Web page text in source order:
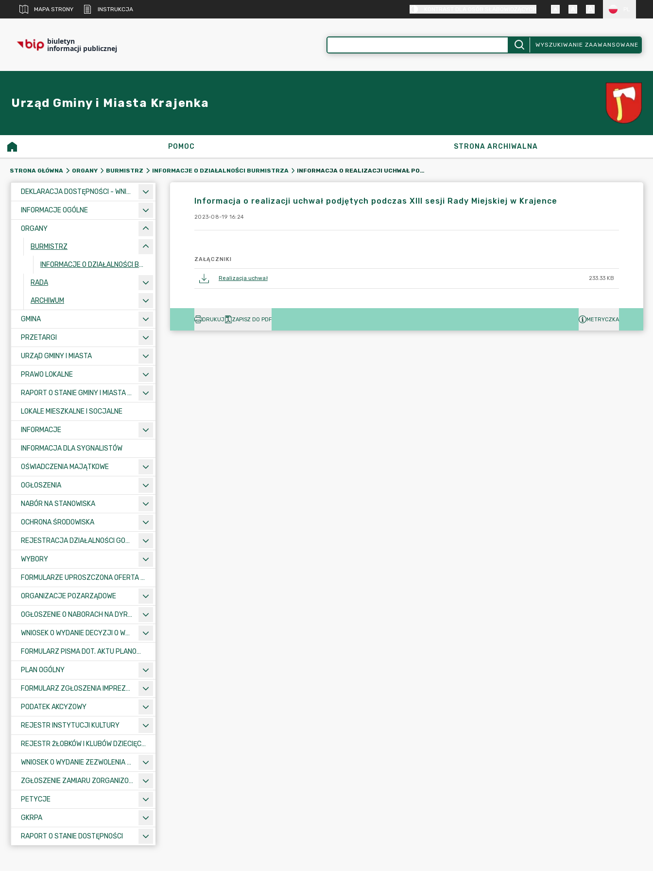
MAPA STRONY INSTRUKCJA
biuletyn
informacji publicznej WYSZUKIWANIE ZAAWANSOWANE
Urząd Gminy i Miasta Krajenka
POMOC STRONA ARCHIWALNA
STRONA GŁÓWNA ORGANY BURMISTRZ INFORMACJE O DZIAŁALNOŚCI BURMISTRZA INFORMACJA O REALIZACJI UCHWAŁ PODJĘTYCH PODCZAS XIII SESJI RADY MIEJSKIEJ W KRAJENCE
DEKLARACJA DOSTĘPNOŚCI - WNIOSEK
INFORMACJE OGÓLNE
ORGANY
BURMISTRZ
INFORMACJE O DZIAŁALNOŚCI BURMISTRZA
RADA
ARCHIWUM
GMINA
PRZETARGI
URZĄD GMINY I MIASTA
PRAWO LOKALNE
RAPORT O STANIE GMINY I MIASTA KRAJENKA
LOKALE MIESZKALNE I SOCJALNE
INFORMACJE
INFORMACJA DLA SYGNALISTÓW
OŚWIADCZENIA MAJĄTKOWE
OGŁOSZENIA
NABÓR NA STANOWISKA
OCHRONA ŚRODOWISKA
REJESTRACJA DZIAŁALNOŚCI GOSPODARCZEJ
WYBORY
FORMULARZE UPROSZCZONA OFERTA WYKONANIA ZADANIA PUBLICZNEGO
ORGANIZACJE POZARZĄDOWE
OGŁOSZENIE O NABORACH NA DYREKTORÓW PLACÓWEK OŚWIATOWYCH
WNIOSEK O WYDANIE DECYZJI O WARUNKACH ZABUDOWY/O USTALENIE INWESTYCJI CELU PUBLICZNEGO
FORMULARZ PISMA DOT. AKTU PLANOWANIA PRZESTRZENNEGO
PLAN OGÓLNY
FORMULARZ ZGŁOSZENIA IMPREZY SPORTOWO-REKREACYJNEJ, ARTYSTYCZNEJ LUB ROZRYWKOWEJ
PODATEK AKCYZOWY
REJESTR INSTYTUCJI KULTURY
REJESTR ŻŁOBKÓW I KLUBÓW DZIECIĘCYCH
WNIOSEK O WYDANIE ZEZWOLENIA NA ZAJĘCIE PASA DROGOWEGO
ZGŁOSZENIE ZAMIARU ZORGANIZOWANIA ZGROMADZENIA
PETYCJE
GKRPA
RAPORT O STANIE DOSTĘPNOŚCI
Informacja o realizacji uchwał podjętych podczas XIII sesji Rady Miejskiej w Krajence
2023-08-19 16:24
ZAŁĄCZNIKI
Realizacja uchwał 233.33 KB
DRUKUJ ZAPISZ DO PDF METRYCZKA